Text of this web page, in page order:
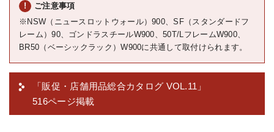
ご注意事項
※NSW（ニュースロットウォール）900、SF（スタンダードフ
レーム）90、ゴンドラスチールW900、50T/LフレームW900、
BR50（ベーシックラック）W900に共通して取付けられます。
「販促・店舗用品総合カタログ VOL.11」
516ページ掲載